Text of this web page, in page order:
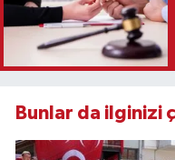
Bunlar da ilginizi